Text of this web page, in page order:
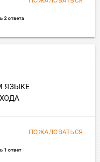
2 ответа
ЯЗЫКЕ
ПОЖАЛОВАТЬСЯ
1 ответ